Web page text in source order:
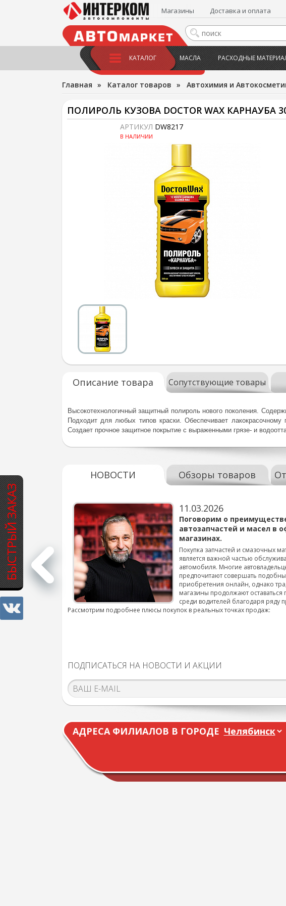
БЫСТРЫЙ ЗАКАЗ
Магазины Доставка и оплата
КАТАЛОГ МАСЛА РАСХОДНЫЕ
Главная » Каталог товаров » Автохимия и
ПОЛИРОЛЬ КУЗОВА DOCTOR WAX КАРНАУБА
АРТИКУЛ DW8217
В НАЛИЧИИ
Описание товара Сопутствующие товары
Высокотехнологичный защитный полироль нового поколения.
Подходит для любых типов краски. Обеспечивает
Создает прочное защитное покрытие с выраженными грязе- и
НОВОСТИ Обзоры товаров
для
смены шин на
подробнее...
11.03.2026
Поговорим о
автозапчастей и масел в
магазинах.
Покупка запчастей и смазочных
является важной частью
автомобиля. Многие
предпочитают совершать
приобретения онлайн, однако
магазины продолжают
среди водителей благодаря ряду
Рассмотрим подробнее плюсы покупок в реальных точках продаж:
ПОДПИСАТЬСЯ НА НОВОСТИ И АКЦИИ
АДРЕСА ФИЛИАЛОВ В ГОРОДЕ